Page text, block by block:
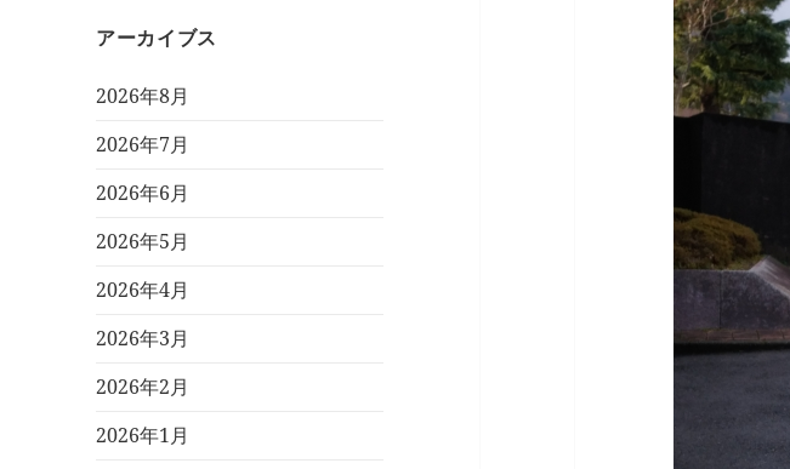
アーカイブス
2026年8月
2026年7月
2026年6月
2026年5月
2026年4月
2026年3月
2026年2月
2026年1月